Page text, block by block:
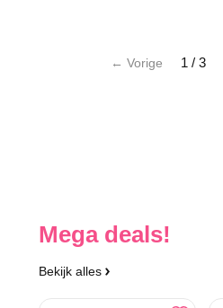
← Vorige 1 / 3
Mega deals!
Bekijk alles